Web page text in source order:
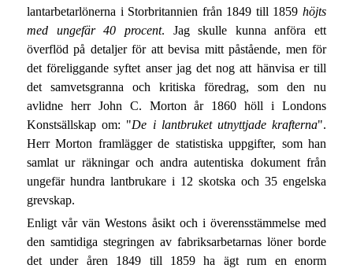
lantarbetarlönerna i Storbritannien från 1849 till 1859höjts
med ungefär 40 procent. Jag skulle kunna anföra ett
överflöd på detaljer för att bevisa mitt påstående, men för
det föreliggande syftet anser jag det nog att hänvisa er till
det samvetsgranna och kritiska föredrag, som den nu
avlidne herr John C. Morton år 1860 höll i Londons
Konstsällskap om: "De i lantbruket utnyttjade krafterna".
Herr Morton framlägger de statistiska uppgifter, som han
samlat ur räkningar och andra autentiska dokument från
ungefär hundra lantbrukare i 12 skotska och 35 engelska
grevskap.
Enligt vår vän Westons åsikt och i överensstämmelse med
den samtidiga stegringen av fabriksarbetarnas löner borde
det under åren 1849 till 1859 ha ägt rum en enorm